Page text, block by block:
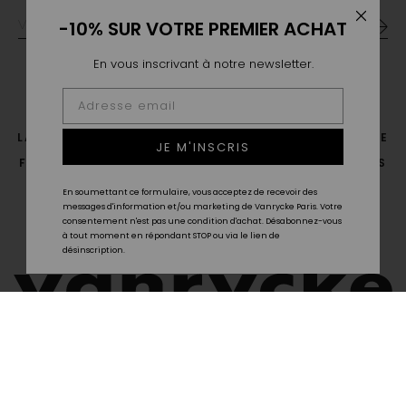
LA MAISON
POINTS DE VENTE
FAQ
LIVRAISON & RETOUR
GUIDE DES TAILLES
CGV
CONTACT
-10% SUR VOTRE PREMIER ACHAT
En vous inscrivant à notre newsletter.
JE M'INSCRIS
En soumettant ce formulaire, vous acceptez de recevoir des
messages d'information et/ou marketing de Vanrycke Paris. Votre
consentement n'est pas une condition d'achat. Désabonnez-vous
à tout moment en répondant STOP ou via le lien de
désinscription.